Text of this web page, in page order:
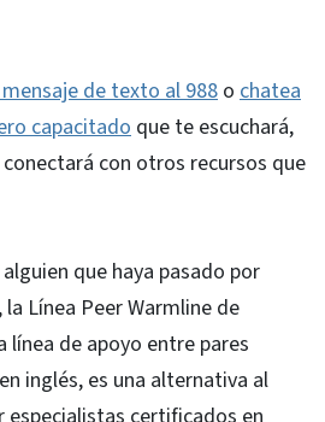
de texto al 988 o chatea
capacitado que te escuchará,
con otros recursos que
que haya pasado por
Línea Peer Warmline de
línea de apoyo entre pares
inglés, es una alternativa al